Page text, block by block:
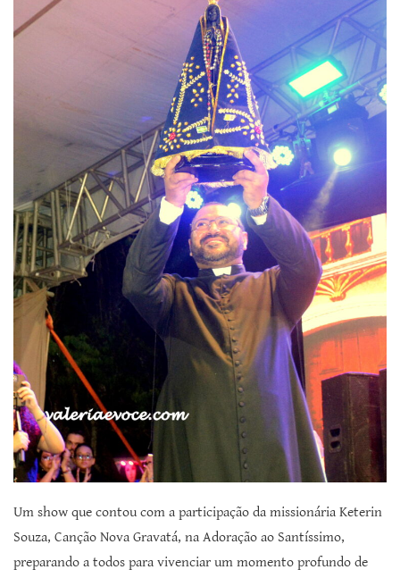
Um show que contou com a participação da missionária Keterin
Souza, Canção Nova Gravatá, na Adoração ao Santíssimo,
preparando a todos para vivenciar um momento profundo de